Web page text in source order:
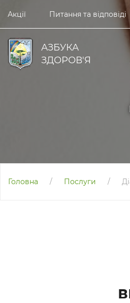
Акції Питання та відповіді
АЗБУКА
ЗДОРОВ'Я
Головна / Послуги /